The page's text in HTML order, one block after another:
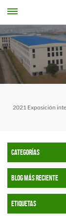
2021 Exposición
CATEGORÍAS
BLOG MÁS RECIENTE
ETIQUETAS